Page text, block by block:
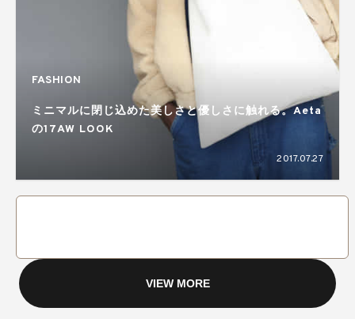
FASHION
ミニマルに閉じ込めた美しさと優しさに触れる。Aeta
の17AW LOOK
2017.07.27
VIEW MORE